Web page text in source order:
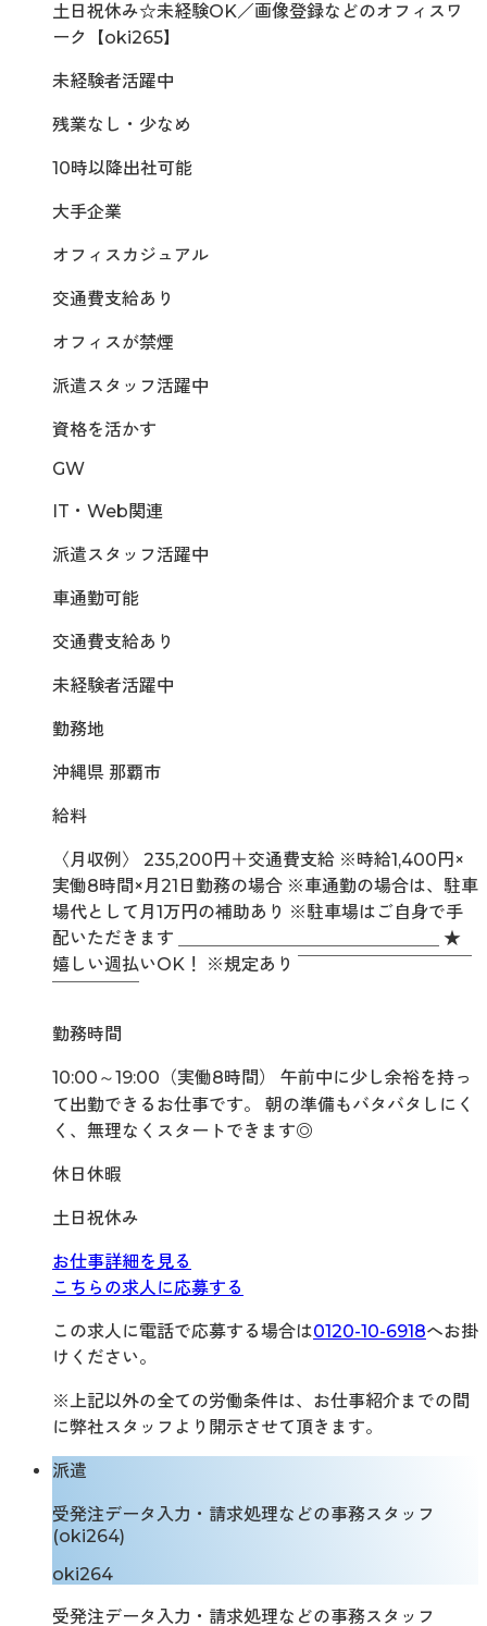
土日祝休み☆未経験OK／画像登録などのオフィスワ
ーク【oki265】
未経験者活躍中
残業なし・少なめ
10時以降出社可能
大手企業
オフィスカジュアル
交通費支給あり
オフィスが禁煙
派遣スタッフ活躍中
資格を活かす
GW
IT・Web関連
派遣スタッフ活躍中
車通勤可能
交通費支給あり
未経験者活躍中
勤務地
沖縄県 那覇市
給料
〈月収例〉 235,200円＋交通費支給 ※時給1,400円×
実働8時間×月21日勤務の場合 ※車通勤の場合は、駐車
場代として月1万円の補助あり ※駐車場はご自身で手
配いただきます ＿＿＿＿＿＿＿＿＿＿＿＿＿＿＿ ★
嬉しい週払いOK！ ※規定あり ￣￣￣￣￣￣￣￣￣￣
勤務時間
10:00～19:00（実働8時間） 午前中に少し余裕を持っ
て出勤できるお仕事です。 朝の準備もバタバタしにく
く、無理なくスタートできます◎
休日休暇
土日祝休み
お仕事詳細を見る
こちらの求人に応募する
この求人に電話で応募する場合は0120-10-6918へお掛
けください。
※上記以外の全ての労働条件は、お仕事紹介までの間
に弊社スタッフより開示させて頂きます。
派遣
受発注データ入力・請求処理などの事務スタッフ
(oki264)
oki264
受発注データ入力・請求処理などの事務スタッフ